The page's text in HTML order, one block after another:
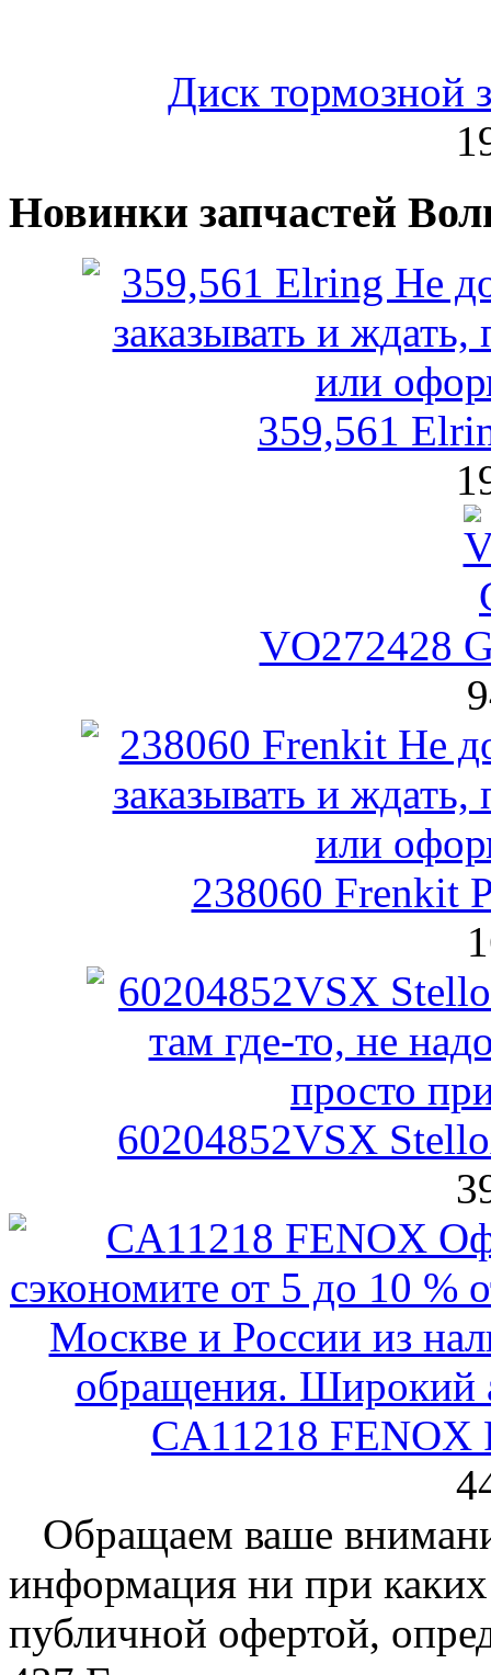
Диск тормозной
Новинки запчастей
359,561
VO272428
238060 Frenkit
60204852VSX
CA11218 FENOX
Обращаем ваше
информация ни при каких
публичной офертой,